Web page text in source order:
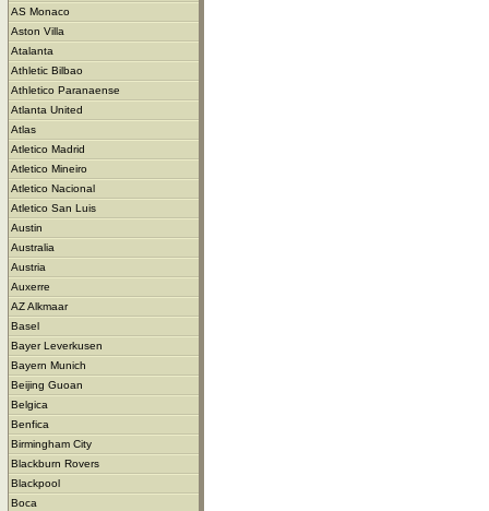
AS Monaco
Aston Villa
Atalanta
Athletic Bilbao
Athletico Paranaense
Atlanta United
Atlas
Atletico Madrid
Atletico Mineiro
Atletico Nacional
Atletico San Luis
Austin
Australia
Austria
Auxerre
AZ Alkmaar
Basel
Bayer Leverkusen
Bayern Munich
Beijing Guoan
Belgica
Benfica
Birmingham City
Blackburn Rovers
Blackpool
Boca